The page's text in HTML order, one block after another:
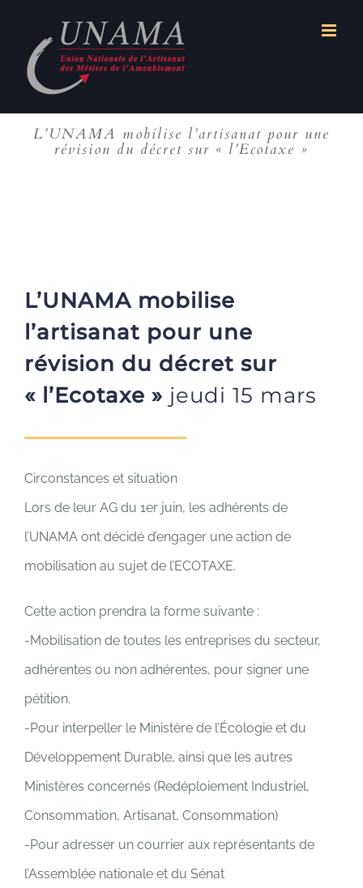
contenu
L’UNAMA mobilise l’artisanat pour une
révision du décret sur « l’Ecotaxe »
L’UNAMA mobilise
l’artisanat pour une
révision du décret sur
« l’Ecotaxe » jeudi 15 mars
Circonstances et situation
Lors de leur AG du 1er juin, les adhérents de
l’UNAMA ont décidé d’engager une action de
mobilisation au sujet de l’ECOTAXE.
Cette action prendra la forme suivante :
-Mobilisation de toutes les entreprises du secteur,
adhérentes ou non adhérentes, pour signer une
pétition.
-Pour interpeller le Ministère de l’Écologie et du
Développement Durable, ainsi que les autres
Ministères concernés (Redéploiement Industriel,
Consommation, Artisanat, Consommation)
-Pour adresser un courrier aux représentants de
l’Assemblée nationale et du Sénat